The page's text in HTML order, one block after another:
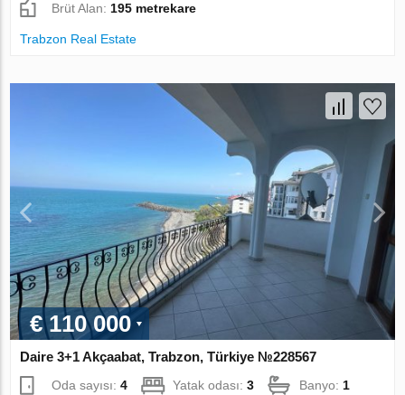
Brüt Alan: 195 metrekare
Trabzon Real Estate
€ 110 000
Daire 3+1 Akçaabat, Trabzon, Türkiye №228567
Oda sayısı:4 Yatak odası:3 Banyo: 1